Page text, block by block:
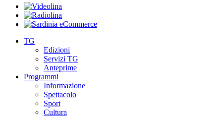
TG
Edizioni
Servizi TG
Anteprime
Programmi
Informazione
Spettacolo
Sport
Cultura